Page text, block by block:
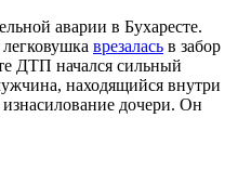
аварии в Бухаресте.
врезалась в забор
ДТП начался сильный
находящийся внутри
изнасилование дочери. Он